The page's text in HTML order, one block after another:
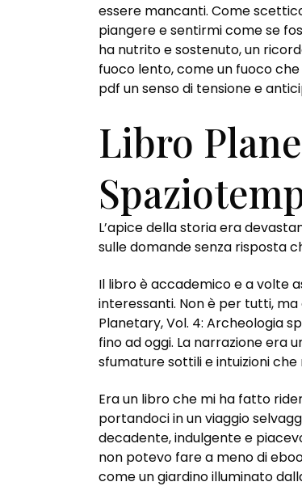
essere mancanti. Come
piangere e sentirmi come se
ha nutrito e sostenuto, un
fuoco lento, come un fuoco
pdf un senso di tensione e
Libro
L’apice della storia era
sulle domande senza risposta
Il libro è accademico e a volte
interessanti. Non è per tutti,
Planetary, Vol. 4: Archeologia
fino ad oggi. La narrazione era
sfumature sottili e intuizioni
Era un libro che mi ha fatto
portandoci in un viaggio
decadente, indulgente e
non potevo fare a meno di
come un giardino illuminato